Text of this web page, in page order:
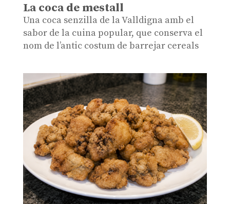
La coca de mestall
Una coca senzilla de la Valldigna amb el
sabor de la cuina popular, que conserva el
nom de l’antic costum de barrejar cereals